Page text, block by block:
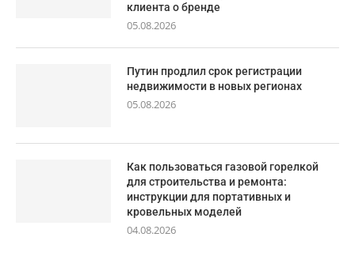
клиента о бренде
05.08.2026
Путин продлил срок регистрации
недвижимости в новых регионах
05.08.2026
Как пользоваться газовой горелкой
для строительства и ремонта:
инструкции для портативных и
кровельных моделей
04.08.2026